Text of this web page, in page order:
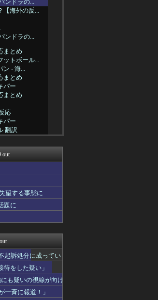
ンドラの...
【海外の反...
ンドラの...
まとめ
ットボール...
ン - 海...
まとめ
パー
まとめ
応
パー
翻訳
ツ
まとめ
チ
応
＠海外の反...
ンドラの...
ァン 海...
海外の反...
ツ
韓国の反...
応
ン - 海...
out
望する事態に
題に
起訴処分に成ってい
をした疑い」
も疑いの視線が向け
斉に報道！」